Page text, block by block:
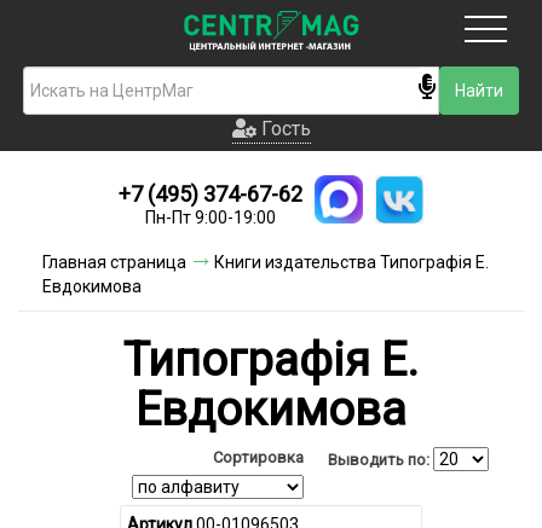
Гость
Новинки
Условия доставки
Контакты
Акции и скидки
Гость
+7 (495) 374-67-62
Пн-Пт 9:00-19:00
Главная страница
Книги издательства Типографiя Е.
Евдокимова
Типографiя Е.
Евдокимова
Сортировка Выводить по: